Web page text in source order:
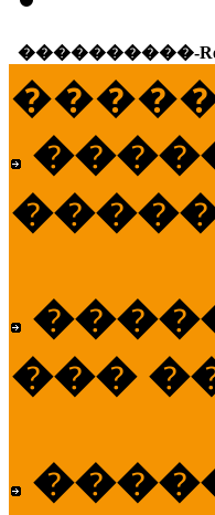
����������-
���